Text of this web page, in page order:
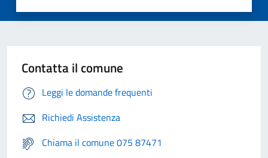
Contatta il comune
Leggi le domande frequenti
Richiedi Assistenza
Chiama il comune 075 87471